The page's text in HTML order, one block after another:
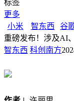
标签
更多
小米
智东西 谷
重磅发布！涉及AI
智东西 科创南方